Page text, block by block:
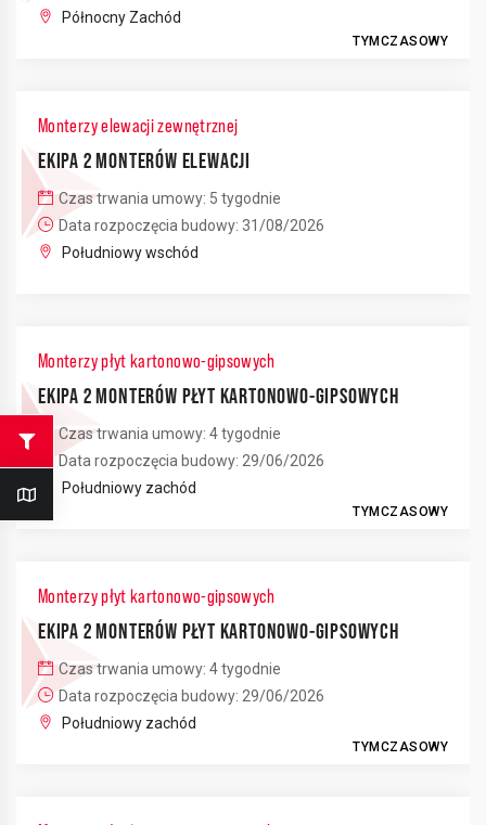
Północny Zachód
TYMCZASOWY
Monterzy elewacji zewnętrznej
EKIPA 2 MONTERÓW ELEWACJI
Czas trwania umowy: 5 tygodnie
Data rozpoczęcia budowy: 31/08/2026
Południowy wschód
Monterzy płyt kartonowo-gipsowych
EKIPA 2 MONTERÓW PŁYT KARTONOWO-GIPSOWYCH
Czas trwania umowy: 4 tygodnie
Data rozpoczęcia budowy: 29/06/2026
Południowy zachód
TYMCZASOWY
Monterzy płyt kartonowo-gipsowych
EKIPA 2 MONTERÓW PŁYT KARTONOWO-GIPSOWYCH
Czas trwania umowy: 4 tygodnie
Data rozpoczęcia budowy: 29/06/2026
Południowy zachód
TYMCZASOWY
2